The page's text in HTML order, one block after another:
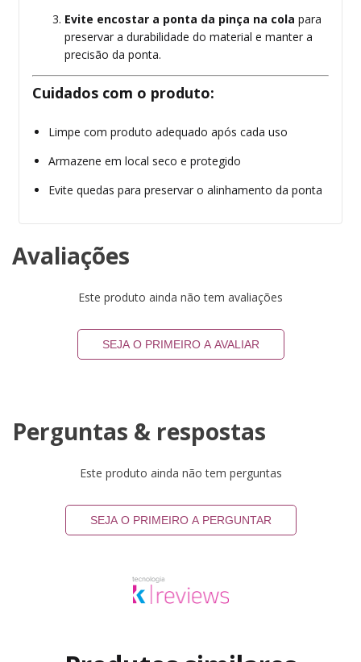
Evite encostar a ponta da pinça na cola para
preservar a durabilidade do material e manter a
precisão da ponta.
Cuidados com o produto:
Limpe com produto adequado após cada uso
Armazene em local seco e protegido
Evite quedas para preservar o alinhamento da ponta
Avaliações
Este produto ainda não tem avaliações
SEJA O PRIMEIRO A AVALIAR
Perguntas & respostas
Este produto ainda não tem perguntas
SEJA O PRIMEIRO A PERGUNTAR